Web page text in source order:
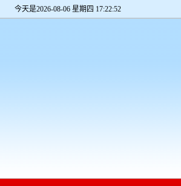
今天是2026-08-06 星期四 17:22:53